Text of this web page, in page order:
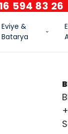
594 83 26
Eviye &
Batarya